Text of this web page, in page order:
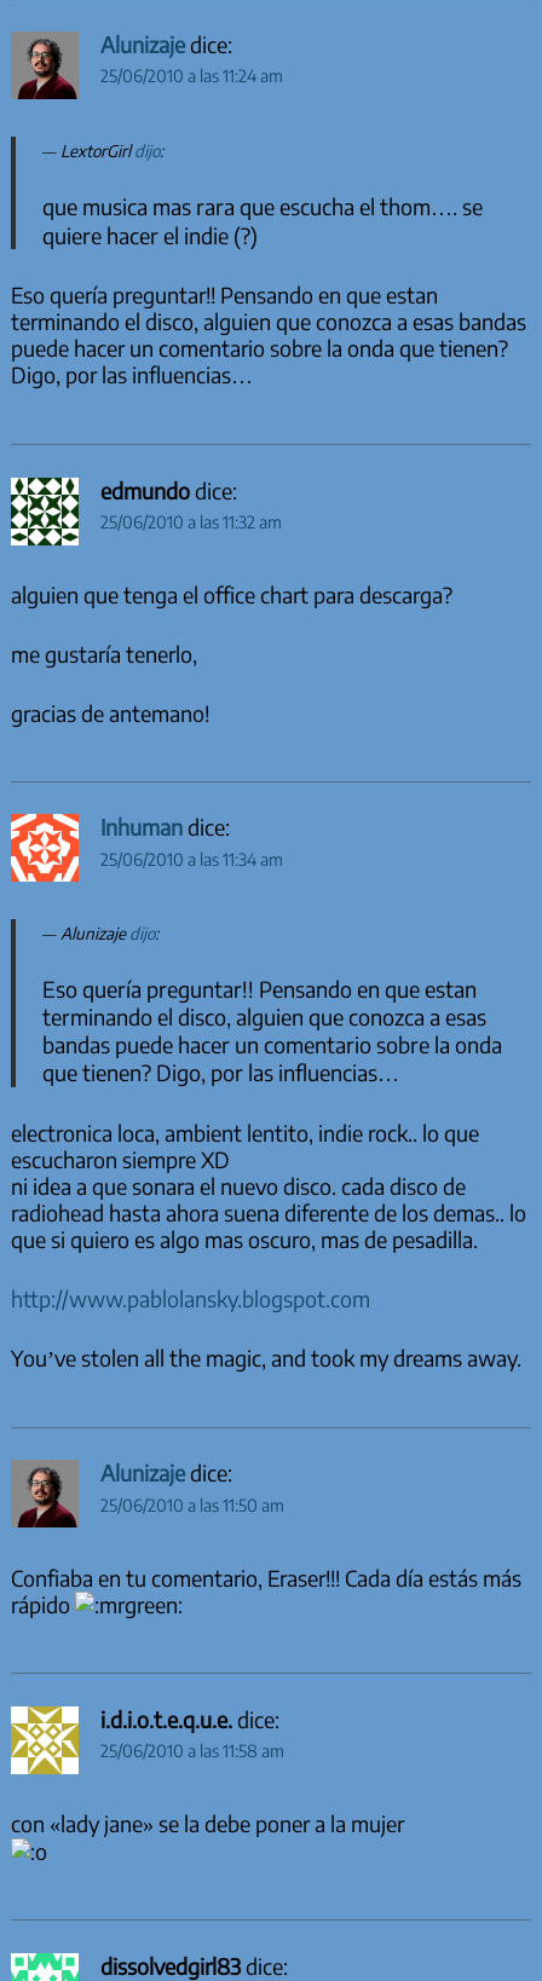
Alunizajedice:
25/06/2010 a las 11:24 am
LextorGirldijo:
que musica mas rara que escucha el thom…. se
quiere hacer el indie (?)
Eso quería preguntar!! Pensando en que estan
terminando el disco, alguien que conozca a esas bandas
puede hacer un comentario sobre la onda que tienen?
Digo, por las influencias…
edmundodice:
25/06/2010 a las 11:32 am
alguien que tenga el office chart para descarga?
me gustaría tenerlo,
gracias de antemano!
Inhumandice:
25/06/2010 a las 11:34 am
Alunizajedijo:
Eso quería preguntar!! Pensando en que estan
terminando el disco, alguien que conozca a esas
bandas puede hacer un comentario sobre la onda
que tienen? Digo, por las influencias…
electronica loca, ambient lentito, indie rock.. lo que
escucharon siempre XD
ni idea a que sonara el nuevo disco. cada disco de
radiohead hasta ahora suena diferente de los demas.. lo
que si quiero es algo mas oscuro, mas de pesadilla.
http://www.pablolansky.blogspot.com
You’ve stolen all the magic, and took my dreams away.
Alunizajedice:
25/06/2010 a las 11:50 am
Confiaba en tu comentario, Eraser!!! Cada día estás más
rápido
i.d.i.o.t.e.q.u.e.dice:
25/06/2010 a las 11:58 am
con «lady jane» se la debe poner a la mujer
dissolvedgirl83dice: